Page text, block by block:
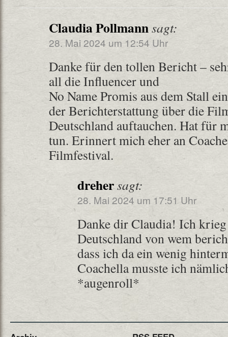
Claudia Pollmannsagt:
28. Mai 2024 um 12:54 Uhr
Danke für den tollen Bericht –
all die Influencer und
No Name Promis aus dem Stall
der Berichterstattung über die
Deutschland auftauchen. Hat für
tun. Erinnert mich eher an
Filmfestival.
drehersagt:
28. Mai 2024 um 17:51 Uhr
Danke dir Claudia! Ich
Deutschland von wem
dass ich da ein wenig
Coachella musste ich
*augenroll*